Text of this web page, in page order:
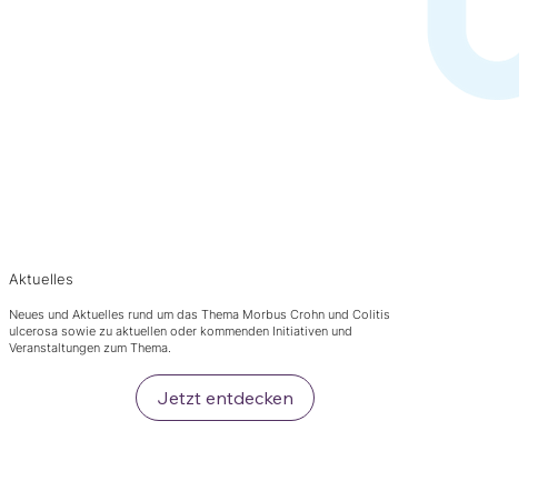
Aktuelles
Neues und Aktuelles rund um das Thema Morbus Crohn und Colitis
ulcerosa sowie zu aktuellen oder kommenden Initiativen und
Veranstaltungen zum Thema.
Jetzt entdecken